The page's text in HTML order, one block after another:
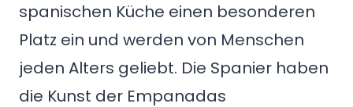
spanischen Küche einen besonderen
Platz ein und werden von Menschen
jeden Alters geliebt. Die Spanier haben
die Kunst der Empanadas